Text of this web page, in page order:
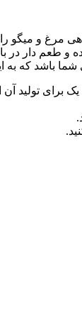
مرغ و میگو را
و طعم دار در
شما باشد که
برای تولید